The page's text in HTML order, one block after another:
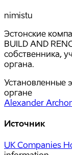
nimistu
Эстонские
BUILD AND
собственника,
органа.
Установленные
органе
Alexander
Источник
UK Companies